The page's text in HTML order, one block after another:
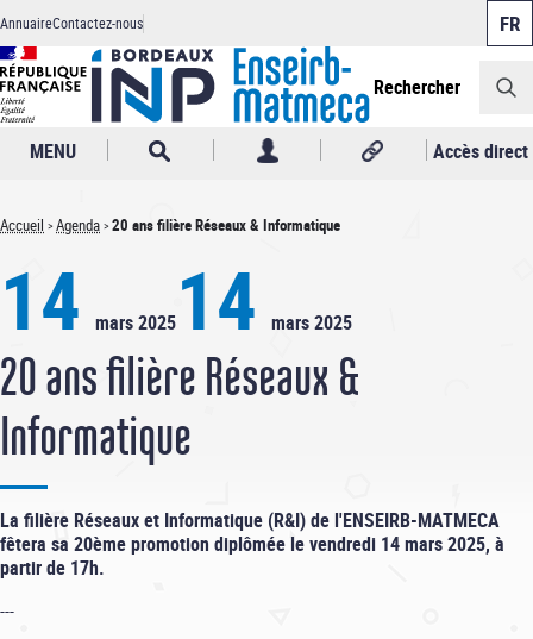
Aller
au
contenu
principal
Header
AnnuaireContactez-nous
Rechercher
MENU Accès direct
Fil
d'Ariane
Accueil Agenda 20 ans filière Réseaux & Informatique
14 mars 2025 14 mars 2025
20 ans filière Réseaux &
Informatique
La filière Réseaux et Informatique (R&I) de l'ENSEIRB-MATMECA
fêtera sa 20ème promotion diplômée le vendredi 14 mars 2025, à
partir de 17h.
---
Panneau de gestion des cookies